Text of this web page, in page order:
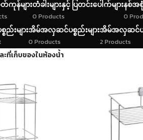
န်များတံခါးများနှင့် ပြတင်းပေါက်များ
0 Products
နစ်အ
0
ည်းများအိမ်အလှဆင်ပစ္စည်းများ
0 Products
အိမ်အလှဆင်ပစ္စ
2 Products
ะที่เก็บของในห้องน้ำ